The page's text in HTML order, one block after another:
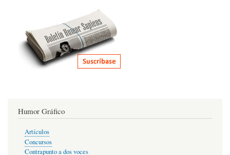
Humor Gráfico
Artículos
Concursos
Contrapunto a dos voces